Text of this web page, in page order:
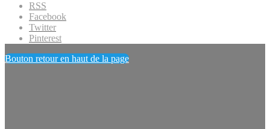
RSS
Facebook
Twitter
Pinterest
Bouton retour en haut de la page